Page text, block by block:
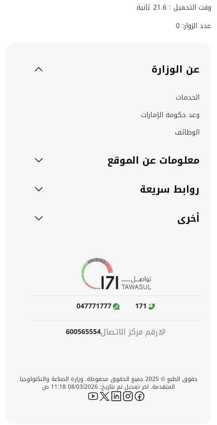
وقت التحميل : 21.6 ثانية
عدد الزوار: 0
عن الوزارة
الخدمات
وعد حكومة الإمارات
الوظائف
معلومات عن الموقع
روابط سريعة
أخرى
171
047771777
رقم مركز الاتصال600565554
حقوق الطبع © 2025 جميع الحقوق محفوظة. وزارة الصناعة والتكنولوجيا
المتقدمة. اخر تعديل تم بتاريخ: 08/03/2026 11:18 ص
icon-facebook
icon-instagram
icon-linkedin
icon-twitter